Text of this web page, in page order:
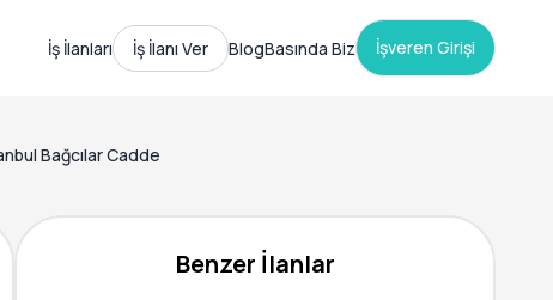
İş İlanları İş İlanı Ver BlogBasında Biz İşveren Girişi
Bağcılar Cadde
Benzer İlanlar